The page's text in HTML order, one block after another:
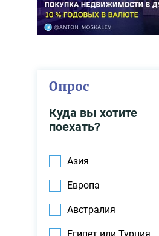
Опрос
Куда вы хотите
поехать?
Азия
Европа
Австралия